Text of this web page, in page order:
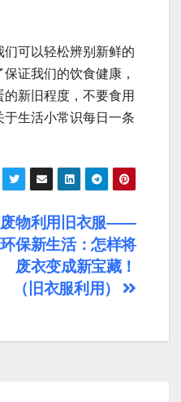
可以轻松辨别新鲜的
证我们的饮食健康，
新旧程度，不要食用
生活小常识每日一条
废物利用旧衣服——
环保新生活：怎样将
废衣变成新宝藏！
（旧衣服利用）